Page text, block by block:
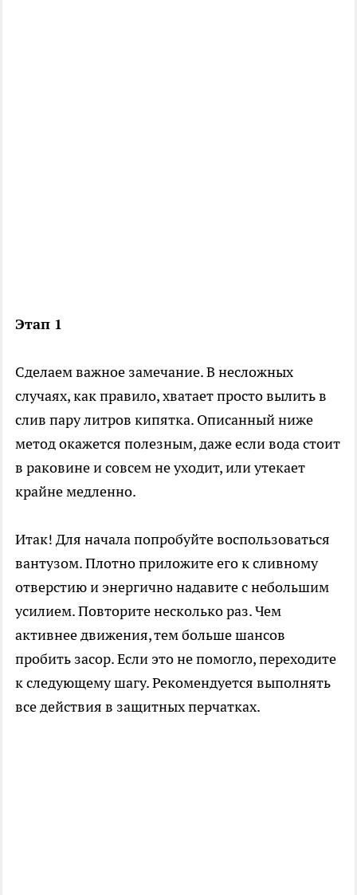
Этап 1
Сделаем важное замечание. В несложных
случаях, как правило, хватает просто вылить в
слив пару литров кипятка. Описанный ниже
метод окажется полезным, даже если вода стоит
в раковине и совсем не уходит, или утекает
крайне медленно.
Итак! Для начала попробуйте воспользоваться
вантузом. Плотно приложите его к сливному
отверстию и энергично надавите с небольшим
усилием. Повторите несколько раз. Чем
активнее движения, тем больше шансов
пробить засор. Если это не помогло, переходите
к следующему шагу. Рекомендуется выполнять
все действия в защитных перчатках.